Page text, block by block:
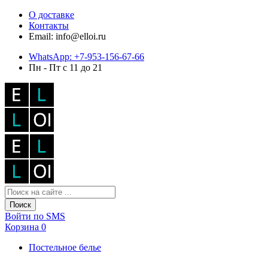
О доставке
Контакты
Email: info@elloi.ru
WhatsApp: +7-953-156-67-66
Пн - Пт с 11 до 21
Поиск
Войти по SMS
Корзина 0
Постельное белье